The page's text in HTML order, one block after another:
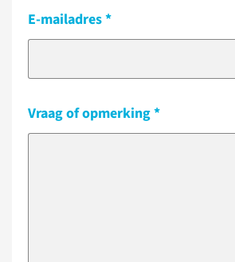
E-mailadres
Vraag of opmerking